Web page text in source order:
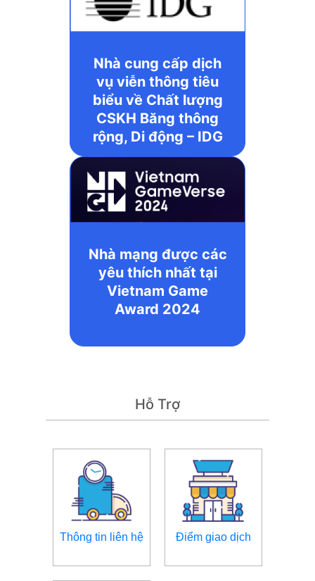
Nhà cung cấp dịch
vụ viễn thông tiêu
biểu về Chất lượng
CSKH Băng thông
rộng, Di động – IDG
Nhà mạng được các
yêu thích nhất tại
Vietnam Game
Award 2024
Hỗ Trợ
Thông tin liên hệ Điểm giao dịch